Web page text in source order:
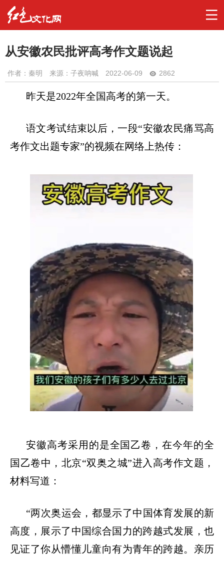
从安徽农民批评高考作文题说起
作者： 秦明 来源：子夜呐喊 2022-06-09 2862
昨天是2022年全国高考的第一天。
语文考试结束以后，一段“安徽农民痛骂高
考作文出题专家”的视频在网络上热传：
安徽高考采用的是全国乙卷，在今年的全
国乙卷中，北京“双奥之城”进入高考作文题，
材料写道：
“两次奥运会，都显示了中国体育发展的新
高度，展示了中国综合国力的跨越式发展，也
见证了你从懵懂儿童向有为青年的跨越。亲历